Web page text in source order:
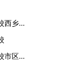
西乡...
市区...